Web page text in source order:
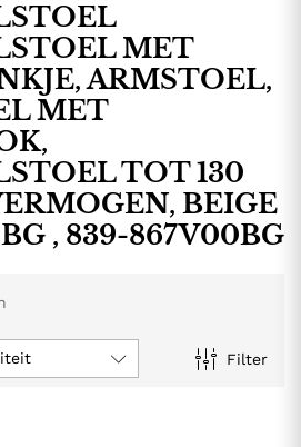
MET
ARMSTOEL,
MET
TOT 130
BEIGE
, 839-867V00BG
Filter